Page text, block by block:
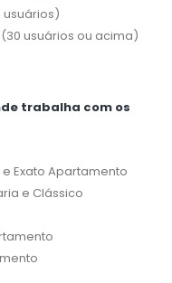
usuários)
usuários ou acima)
trabalha com os
Exato Apartamento
e Clássico